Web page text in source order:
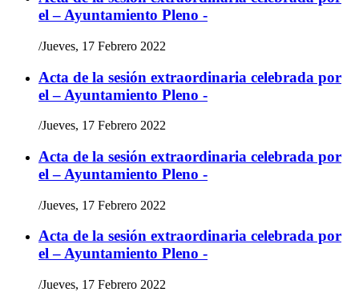
el – Ayuntamiento Pleno -
/Jueves, 17 Febrero 2022
Acta de la sesión extraordinaria celebrada por
el – Ayuntamiento Pleno -
/Jueves, 17 Febrero 2022
Acta de la sesión extraordinaria celebrada por
el – Ayuntamiento Pleno -
/Jueves, 17 Febrero 2022
Acta de la sesión extraordinaria celebrada por
el – Ayuntamiento Pleno -
/Jueves, 17 Febrero 2022